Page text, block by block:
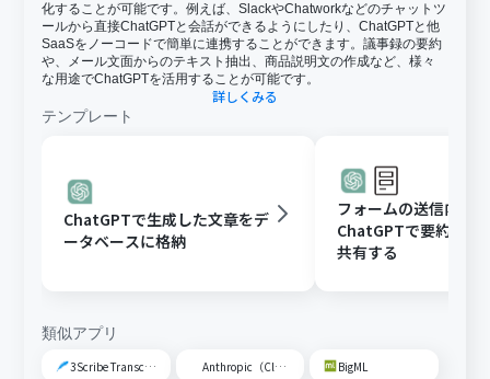
化することが可能です。例えば、SlackやChatworkなどのチャットツ
ールから直接ChatGPTと会話ができるようにしたり、ChatGPTと他
SaaSをノーコードで簡単に連携することができます。議事録の要約
や、メール文面からのテキスト抽出、商品説明文の作成など、様々
な用途でChatGPTを活用することが可能です。
詳しくみる
テンプレート
ChatGPTで生成した文章をデ
ータベースに格納
フォームの送信内容を
ChatGPTで要約し、
共有する
類似アプリ
3Scribe Transcription Anthropic（Claude） BigML